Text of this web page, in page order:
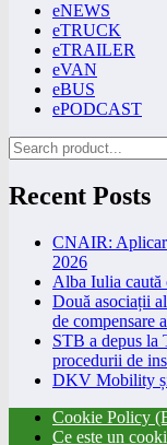
eNEWS
eTRUCK
eTRAILER
eVAN
eBUS
ePODCAST
Recent Posts
CNAIR:
2026
Alba Iulia caută
Două asociații
de compensare
STB a depus la
procedurii de
DKV Mobility și
Cookie Policy
Ce este un